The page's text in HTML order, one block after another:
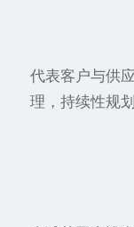
代表客户与供
理，持续性规